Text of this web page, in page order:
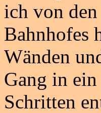
ich von
Bahnhofes
Wänden
Gang in
Schritten